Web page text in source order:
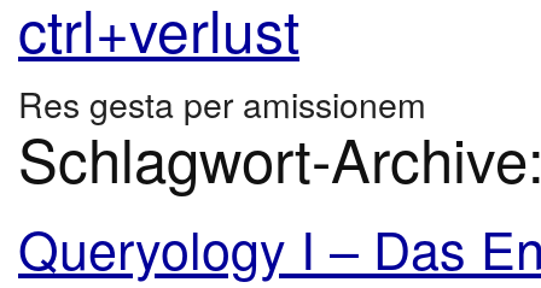
ctrl+verlust
Res gesta per amissionem
Schlagwort-
Queryology I – Das